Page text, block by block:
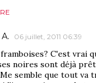
06 juillet, 2011 06:39
C'est vrai
noires sont déjà
semble que tout va